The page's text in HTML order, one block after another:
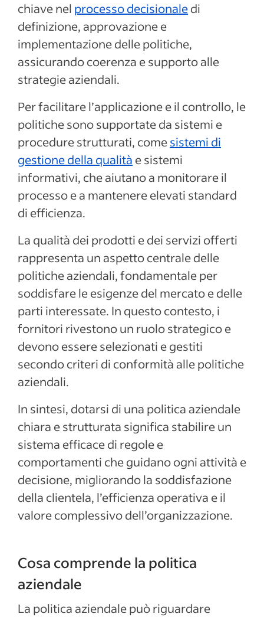
chiave nel processo decisionaledi
definizione, approvazione e
implementazione delle politiche,
assicurando coerenza e supporto alle
strategie aziendali.
Per facilitare l’applicazione e il controllo, le
politiche sono supportate da sistemi e
procedure strutturati, comesistemi di
gestione della qualità e sistemi
informativi, che aiutano a monitorare il
processo e a mantenere elevati standard
di efficienza.
La qualità dei prodotti e dei servizi offerti
rappresenta un aspetto centrale delle
politiche aziendali, fondamentale per
soddisfare le esigenze del mercato e delle
parti interessate. In questo contesto, i
fornitori rivestono un ruolo strategico e
devono essere selezionati e gestiti
secondo criteri di conformità alle politiche
aziendali.
In sintesi, dotarsi di una politica aziendale
chiara e strutturata significa stabilire un
sistema efficace di regole e
comportamenti che guidano ogni attività e
decisione, migliorando la soddisfazione
della clientela, l’efficienza operativa e il
valore complessivo dell’organizzazione.
Cosa comprende la politica
aziendale
La politica aziendale può riguardare